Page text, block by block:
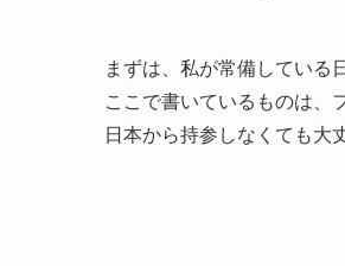
まずは、私が常備している
ここで書いているものは
日本から持参しなくても大